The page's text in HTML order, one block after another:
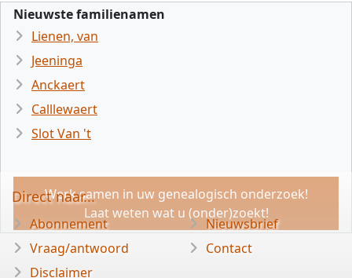
Nieuwste familienamen
Lienen, van
Jeeninga
Anckaert
Calllewaert
Slot Van 't
Werk samen in uw genealogisch onderzoek!
Laat weten wat u (onder)zoekt!
Direct naar...
Abonnement
Vraag/antwoord
Disclaimer
Nieuwsbrief
Contact